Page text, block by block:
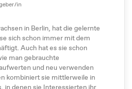
in
in Berlin, hat die gelernte
sich schon immer mit dem
Auch hat es sie schon
man gebrauchte
und neu verwenden
kombiniert sie mittlerweile in